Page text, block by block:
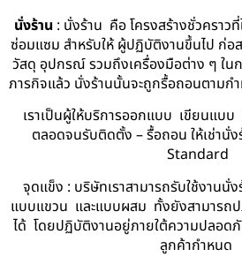
นั่งร้าน : นั่งร้าน คือ โครงสร้างชั่วคราว
ซ่อมแซม สำหรับให้ ผู้ปฏิบัติงานขึ้นไป ก่อ
วัสดุ อุปกรณ์ รวมถึงเครื่องมือต่าง ๆ ในก
ภารกิจแล้ว นั่งร้านนั้นจะถูกรื้อถอนตามก
เราเป็นผู้ให้บริการออกแบบ เขียนแบ
ตลอดจนรับติดตั้ง – รื้อถอน ให้เช่านั่
Standard
จุดแข็ง : บริษัทเราสามารถรับใช้งานนั่
แบบแขวน และแบบผสม ทั้งยังสามารถ
ได้ โดยปฏิบัติงานอยู่ภายใต้ความปลอด
ลูกค้ากำหนด